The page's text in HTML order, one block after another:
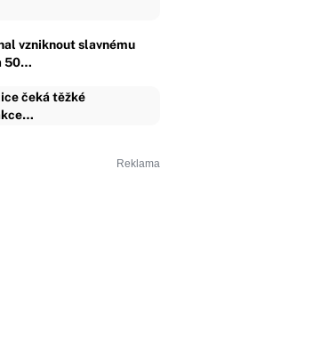
vzniknout slavnému
50…
čeká těžké